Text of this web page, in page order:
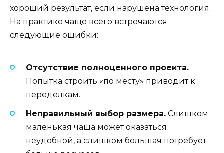
хороший результат, если нарушена технология.
На практике чаще всего встречаются
следующие ошибки:
Отсутствие полноценного проекта.
Попытка строить «по месту» приводит к
переделкам.
Неправильный выбор размера. Слишком
маленькая чаша может оказаться
неудобной, а слишком большая потребует